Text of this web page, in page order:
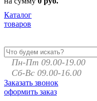
Каталог
товаров
Пн-Пт 09.00-19.00
Сб-Вс 09.00-16.00
Заказать звонок
оформить заказ